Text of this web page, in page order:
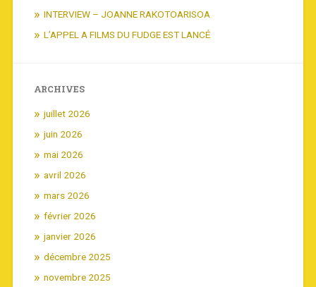
INTERVIEW – JOANNE RAKOTOARISOA
L’APPEL A FILMS DU FUDGE EST LANCÉ
ARCHIVES
juillet 2026
juin 2026
mai 2026
avril 2026
mars 2026
février 2026
janvier 2026
décembre 2025
novembre 2025